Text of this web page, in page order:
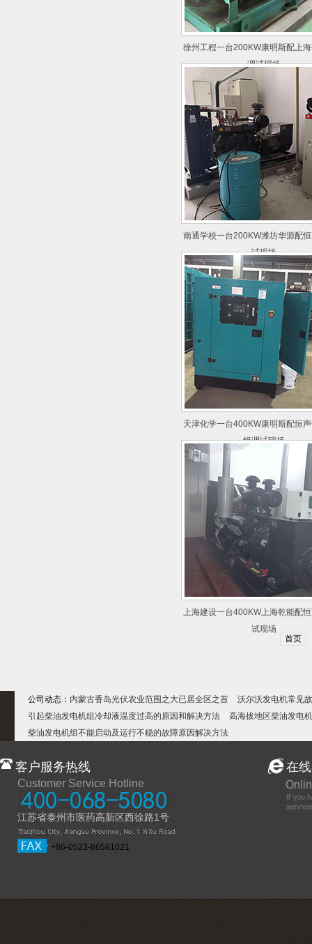
徐州工程一台200KW康明斯配上
调试现场
南通学校一台200KW潍坊华源配
试现场
天津化学一台400KW康明斯配恒
组调试现场
上海建设一台400KW上海乾能配
试现场
首页
公司动态： 内蒙古香岛光伏农业范围之大已居全区之首
沃尔沃发电机常见
引起柴油发电机组冷却液温度过高的原因和解决方法
高海拔地区柴油发电
柴油发电机组不能启动及运行不稳的故障原因解决方法
客户服务热线
Customer Service Hotline
江苏省泰州市医药高新区西徐路1号
+86-0523-86581021
在